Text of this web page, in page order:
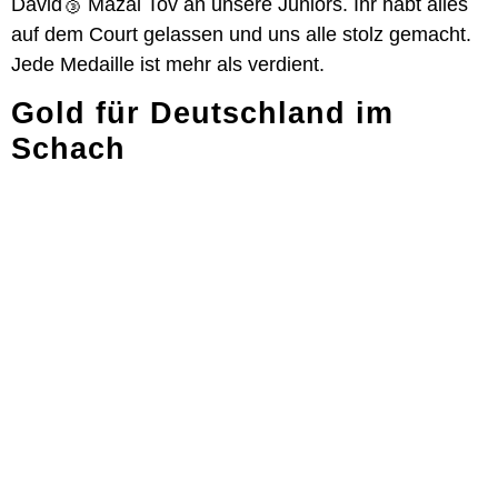
auf dem Court gelassen und uns alle stolz gemacht.
Jede Medaille ist mehr als verdient.
Gold für Deutschland im
Schach